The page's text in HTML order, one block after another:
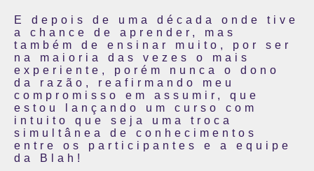
E depois de uma década onde tive
a chance de aprender, mas
também de ensinar muito, por ser
na maioria das vezes o mais
experiente, porém nunca o dono
da razão, reafirmando meu
compromisso em assumir, que
estou lançando um curso com
intuito que seja uma troca
simultânea de conhecimentos
entre os participantes e a equipe
da Blah!